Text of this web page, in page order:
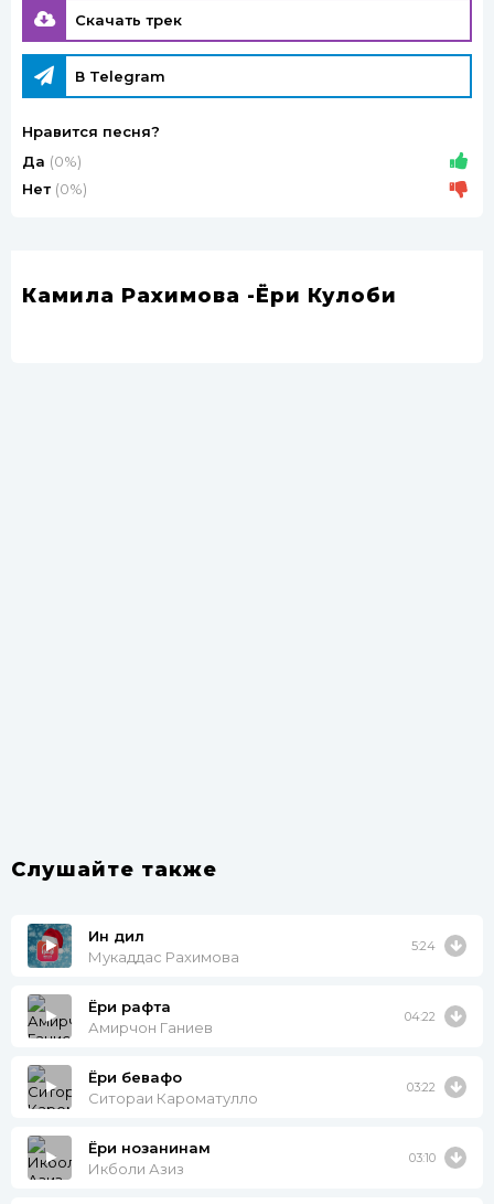
Скачать трек
В Telegram
Нравится песня?
Да (0%)
Нет (0%)
Камила Рахимова -Ёри Кулоби
Слушайте также
Ин дил
Мукаддас Рахимова
5:24
Ёри рафта
Амирчон Ганиев
04:22
Ёри бевафо
Ситораи Кароматулло
03:22
Ёри нозанинам
Икболи Азиз
03:10